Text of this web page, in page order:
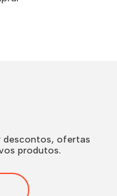
descontos, ofertas
produtos.